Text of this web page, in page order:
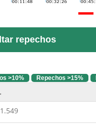
repechos
>10% Repechos >15%